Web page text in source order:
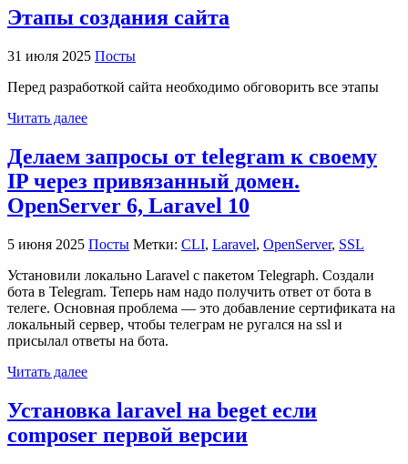
Этапы создания сайта
31 июля 2025 Посты
Перед разработкой сайта необходимо обговорить все этапы
Читать далее
Делаем запросы от telegram к своему
IP через привязанный домен.
OpenServer 6, Laravel 10
5 июня 2025 Посты Метки: CLI, Laravel, OpenServer, SSL
Установили локально Laravel с пакетом Telegraph. Создали
бота в Telegram. Теперь нам надо получить ответ от бота в
телеге. Основная проблема — это добавление сертификата на
локальный сервер, чтобы телеграм не ругался на ssl и
присылал ответы на бота.
Читать далее
Установка laravel на beget если
composer первой версии